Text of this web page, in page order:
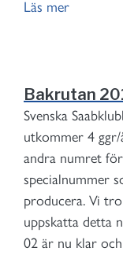
Läs mer
Bakrutan
Svenska
utkommer 4
andra numret
specialnummer
producera. Vi
uppskatta detta
02 är nu klar